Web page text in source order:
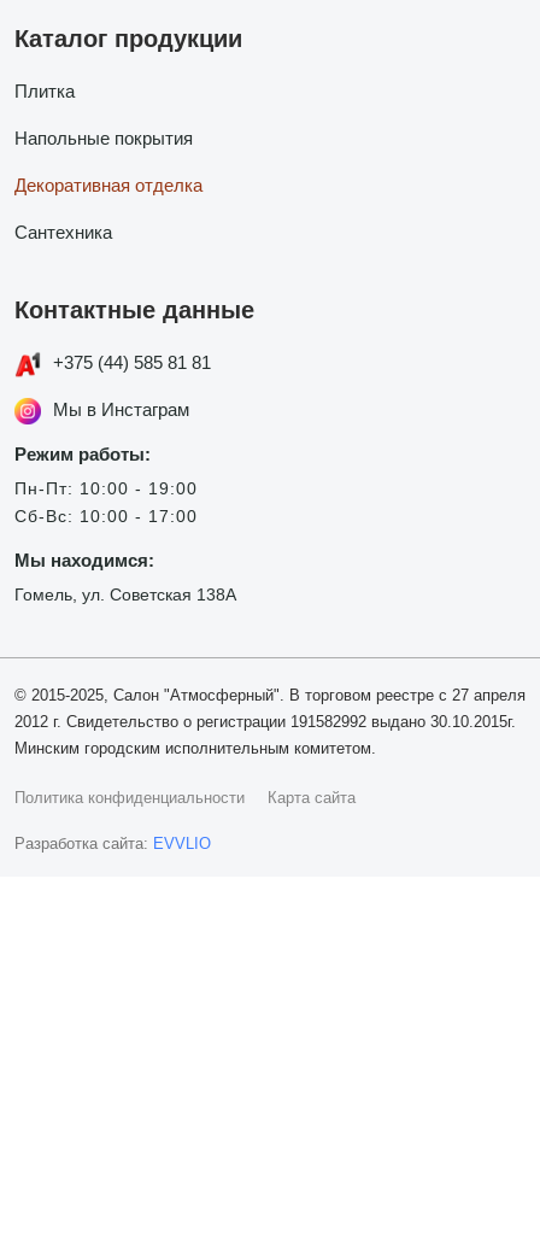
Каталог продукции
Плитка
Напольные покрытия
Декоративная отделка
Сантехника
Контактные данные
+375 (44) 585 81 81
Мы в Инстаграм
Режим работы:
Пн-Пт: 10:00 - 19:00
Сб-Вс: 10:00 - 17:00
Мы находимся:
Гомель, ул. Советская 138А
© 2015-2025, Салон "Атмосферный". В торговом реестре с 27 апреля
2012 г. Свидетельство о регистрации 191582992 выдано 30.10.2015г.
Минским городским исполнительным комитетом.
Политика конфиденциальности Карта сайта
Разработка сайта: EVVLIO